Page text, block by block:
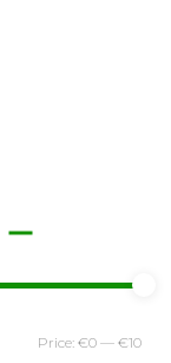
Min
Price: €0 — €10